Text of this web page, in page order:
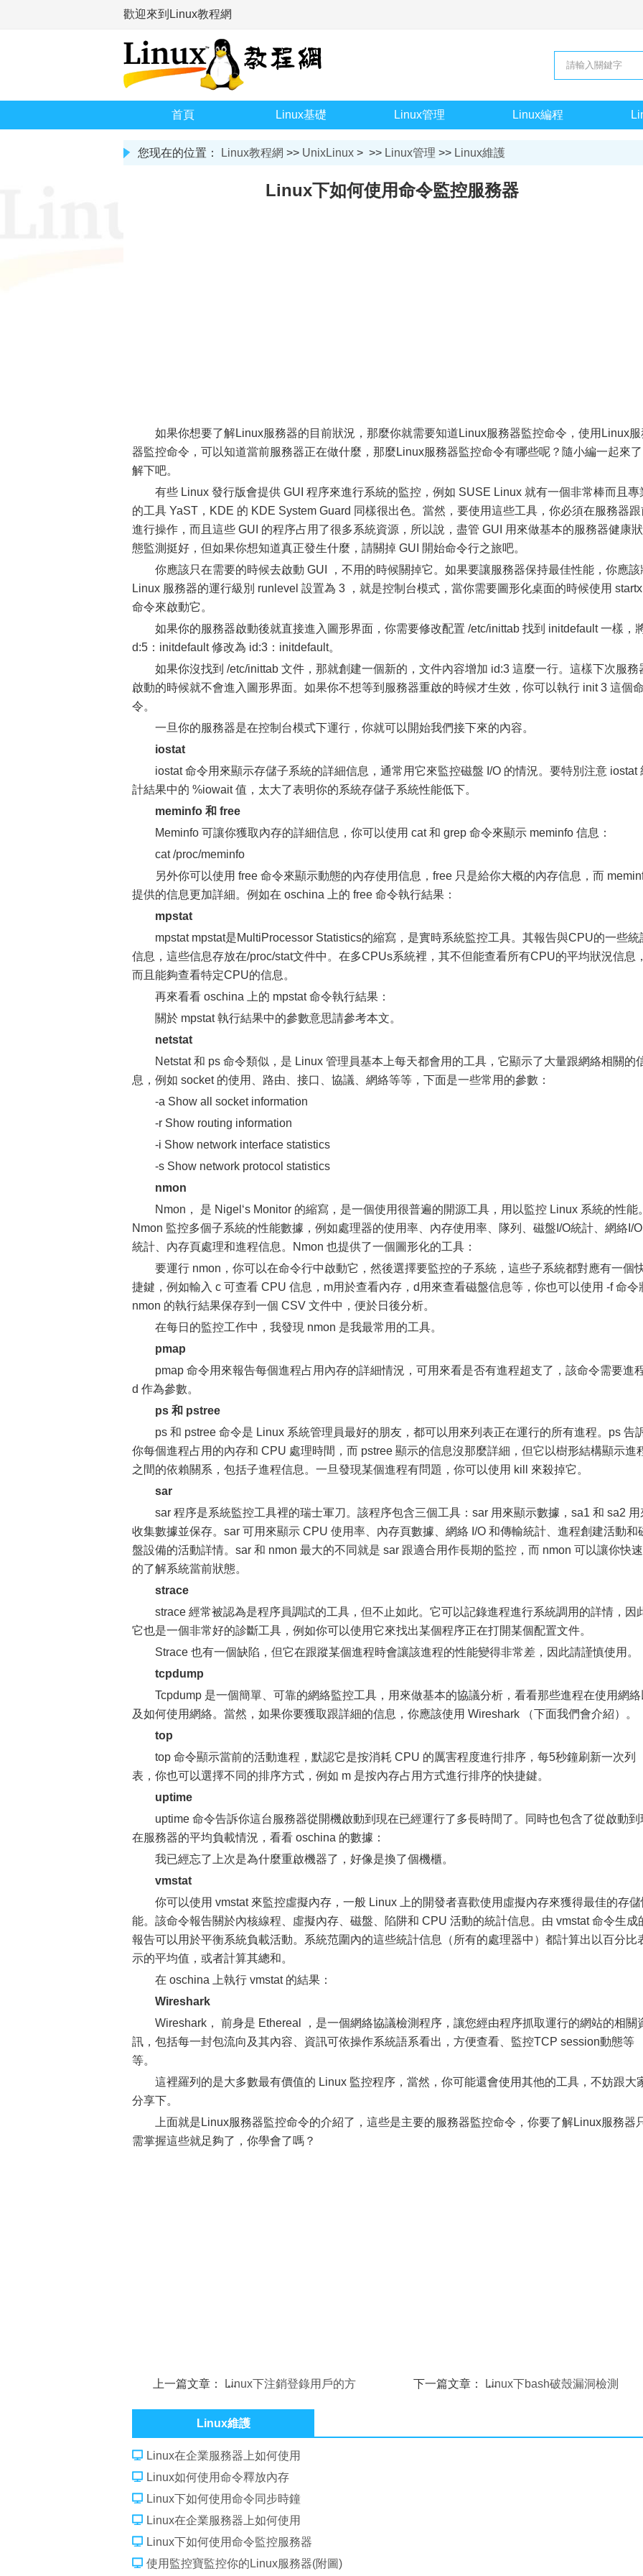
歡迎來到Linux教程網
首頁 Linux基礎 Linux管理 Linux編程
您现在的位置： Linux教程網 >> UnixLinux > >> Linux管理 >> Linux維護
Linux下如何使用命令監控服務器
如果你想要了解Linux服務器的目前狀況，那麼你就需要知道Linux服務器監控命令，使用Linux服
器監控命令，可以知道當前服務器正在做什麼，那麼Linux服務器監控命令有哪些呢？隨小編一起來了
解下吧。
有些 Linux 發行版會提供 GUI 程序來進行系統的監控，例如 SUSE Linux 就有一個非常棒而且專
的工具 YaST，KDE 的 KDE System Guard 同樣很出色。當然，要使用這些工具，你必須在服務器跟
進行操作，而且這些 GUI 的程序占用了很多系統資源，所以說，盡管 GUI 用來做基本的服務器健康狀
態監測挺好，但如果你想知道真正發生什麼，請關掉 GUI 開始命令行之旅吧。
你應該只在需要的時候去啟動 GUI ，不用的時候關掉它。如果要讓服務器保持最佳性能，你應該
Linux 服務器的運行級別 runlevel 設置為 3 ，就是控制台模式，當你需要圖形化桌面的時候使用 startx
命令來啟動它。
如果你的服務器啟動後就直接進入圖形界面，你需要修改配置 /etc/inittab 找到 initdefault 一樣，
d:5：initdefault 修改為 id:3：initdefault。
如果你沒找到 /etc/inittab 文件，那就創建一個新的，文件內容增加 id:3 這麼一行。這樣下次服務
啟動的時候就不會進入圖形界面。如果你不想等到服務器重啟的時候才生效，你可以執行 init 3 這個命
令。
一旦你的服務器是在控制台模式下運行，你就可以開始我們接下來的內容。
iostat
iostat 命令用來顯示存儲子系統的詳細信息，通常用它來監控磁盤 I/O 的情況。要特別注意 iostat
計結果中的 %iowait 值，太大了表明你的系統存儲子系統性能低下。
meminfo 和 free
Meminfo 可讓你獲取內存的詳細信息，你可以使用 cat 和 grep 命令來顯示 meminfo 信息：
cat /proc/meminfo
另外你可以使用 free 命令來顯示動態的內存使用信息，free 只是給你大概的內存信息，而
提供的信息更加詳細。例如在 oschina 上的 free 命令執行結果：
mpstat
mpstat mpstat是MultiProcessor Statistics的縮寫，是實時系統監控工具。其報告與CPU的一些統
信息，這些信息存放在/proc/stat文件中。在多CPUs系統裡，其不但能查看所有CPU的平均狀況信息，
而且能夠查看特定CPU的信息。
再來看看 oschina 上的 mpstat 命令執行結果：
關於 mpstat 執行結果中的參數意思請參考本文。
netstat
Netstat 和 ps 命令類似，是 Linux 管理員基本上每天都會用的工具，它顯示了大量跟網絡相關的
息，例如 socket 的使用、路由、接口、協議、網絡等等，下面是一些常用的參數：
-a Show all socket information
-r Show routing information
-i Show network interface statistics
-s Show network protocol statistics
nmon
Nmon， 是 Nigel‘s Monitor 的縮寫，是一個使用很普遍的開源工具，用以監控 Linux 系統的性能。
Nmon 監控多個子系統的性能數據，例如處理器的使用率、內存使用率、隊列、磁盤I/O統計、網絡I/O
統計、內存頁處理和進程信息。Nmon 也提供了一個圖形化的工具：
要運行 nmon，你可以在命令行中啟動它，然後選擇要監控的子系統，這些子系統都對應有一個
捷鍵，例如輸入 c 可查看 CPU 信息，m用於查看內存，d用來查看磁盤信息等，你也可以使用 -f 命令
nmon 的執行結果保存到一個 CSV 文件中，便於日後分析。
在每日的監控工作中，我發現 nmon 是我最常用的工具。
pmap
pmap 命令用來報告每個進程占用內存的詳細情況，可用來看是否有進程超支了，該命令需要進
d 作為參數。
ps 和 pstree
ps 和 pstree 命令是 Linux 系統管理員最好的朋友，都可以用來列表正在運行的所有進程。ps 告
你每個進程占用的內存和 CPU 處理時間，而 pstree 顯示的信息沒那麼詳細，但它以樹形結構顯示進
之間的依賴關系，包括子進程信息。一旦發現某個進程有問題，你可以使用 kill 來殺掉它。
sar
sar 程序是系統監控工具裡的瑞士軍刀。該程序包含三個工具：sar 用來顯示數據，sa1 和 sa2 用
收集數據並保存。sar 可用來顯示 CPU 使用率、內存頁數據、網絡 I/O 和傳輸統計、進程創建活動和
盤設備的活動詳情。sar 和 nmon 最大的不同就是 sar 跟適合用作長期的監控，而 nmon 可以讓你快速
的了解系統當前狀態。
strace
strace 經常被認為是程序員調試的工具，但不止如此。它可以記錄進程進行系統調用的詳情，因
它也是一個非常好的診斷工具，例如你可以使用它來找出某個程序正在打開某個配置文件。
Strace 也有一個缺陷，但它在跟蹤某個進程時會讓該進程的性能變得非常差，因此請謹慎使用。
tcpdump
Tcpdump 是一個簡單、可靠的網絡監控工具，用來做基本的協議分析，看看那些進程在使用網絡
及如何使用網絡。當然，如果你要獲取跟詳細的信息，你應該使用 Wireshark （下面我們會介紹）。
top
top 命令顯示當前的活動進程，默認它是按消耗 CPU 的厲害程度進行排序，每5秒鐘刷新一次列
表，你也可以選擇不同的排序方式，例如 m 是按內存占用方式進行排序的快捷鍵。
uptime
uptime 命令告訴你這台服務器從開機啟動到現在已經運行了多長時間了。同時也包含了從啟動到
在服務器的平均負載情況，看看 oschina 的數據：
我已經忘了上次是為什麼重啟機器了，好像是換了個機櫃。
vmstat
你可以使用 vmstat 來監控虛擬內存，一般 Linux 上的開發者喜歡使用虛擬內存來獲得最佳的存儲
能。該命令報告關於內核線程、虛擬內存、磁盤、陷阱和 CPU 活動的統計信息。由 vmstat 命令生成
報告可以用於平衡系統負載活動。系統范圍內的這些統計信息（所有的處理器中）都計算出以百分比
示的平均值，或者計算其總和。
在 oschina 上執行 vmstat 的結果：
Wireshark
Wireshark， 前身是 Ethereal ，是一個網絡協議檢測程序，讓您經由程序抓取運行的網站的相關
訊，包括每一封包流向及其內容、資訊可依操作系統語系看出，方便查看、監控TCP session動態等
等。
這裡羅列的是大多數最有價值的 Linux 監控程序，當然，你可能還會使用其他的工具，不妨跟大
分享下。
上面就是Linux服務器監控命令的介紹了，這些是主要的服務器監控命令，你要了解Linux服務器
需掌握這些就足夠了，你學會了嗎？
上一篇文章：
Linux下注銷登錄用戶的方
下一篇文章：
Linux下bash破殼漏洞檢測
Linux維護
Linux在企業服務器上如何使用
Linux如何使用命令釋放內存
Linux下如何使用命令同步時鐘
Linux在企業服務器上如何使用
Linux下如何使用命令監控服務器
使用監控寶監控你的Linux服務器(附圖)